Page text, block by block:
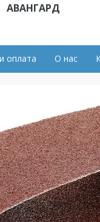
АВАНГАРД
оплата О нас